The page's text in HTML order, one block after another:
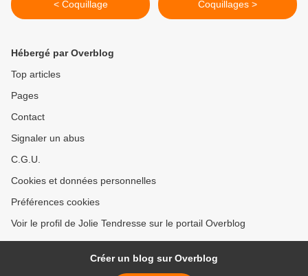
< Coquillage Coquillages >
Hébergé par Overblog
Top articles
Pages
Contact
Signaler un abus
C.G.U.
Cookies et données personnelles
Préférences cookies
Voir le profil de Jolie Tendresse sur le portail Overblog
Créer un blog sur Overblog